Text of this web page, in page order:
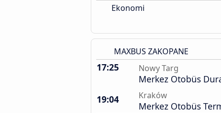
Ekonomi
MAXBUS ZAKOPANE
17:25 Nowy Targ
Merkez Otobüs
19:04
Kraków
Merkez Otobüs